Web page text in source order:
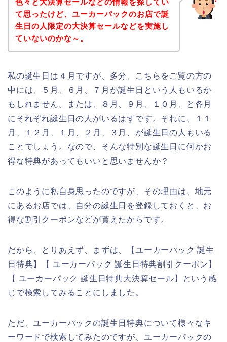
色々と大決算セールなどの情報を探してい
て思ったけど、ユーカーパックのお店で誕
生日の人限定の大決算セールなどを実施し
ていないのかな～。
私の誕生日は４月ですが、多分、こちらをご覧の方の
中には、５月、６月、７月が誕生日という人もいるか
もしれません。または、８月、９月、１０月、と各月
にそれぞれ誕生日の人がいるはずです。それに、１１
月、１２月、１月、２月、３月、が誕生日の人もいる
ことでしょう。なので、そんな特別な誕生日に何かお
得な特典があってもいいと思いませんか？
このように私自身思ったのですが、その理由は、地元
にあるお店では、自分の誕生日を登録しておくと、お
得な割引クーポンなどが貰えたからです。
だから、とりあえず、まずは、【ユーカーパック 誕生
日特典】【 ユーカーパック 誕生日特典割引クーポン】
【 ユーカーパック 誕生日特典大決算セール】という感
じで検索してみることにしました。
ただ、ユーカーパックの誕生日特典について様々なキ
ーワードで検索してみたのですが、ユーカーパックの